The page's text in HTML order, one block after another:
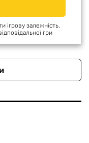
ігрову залежність.
гри